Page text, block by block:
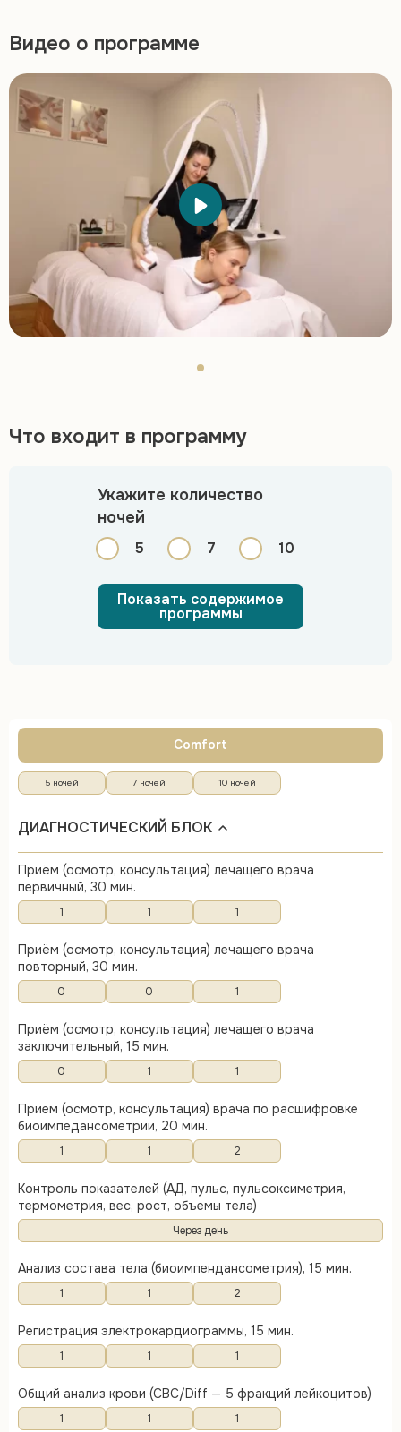
Видео о программе
Что входит в программу
Укажите количество
ночей
5 7 10
Показать содержимое
программы
Comfort
5 ночей 7 ночей 10 ночей
ДИАГНОСТИЧЕСКИЙ БЛОК
Приём (осмотр, консультация) лечащего врача
первичный, 30 мин.
1 1 1
Приём (осмотр, консультация) лечащего врача
повторный, 30 мин.
0 0 1
Приём (осмотр, консультация) лечащего врача
заключительный, 15 мин.
0 1 1
Прием (осмотр, консультация) врача по расшифровке
биоимпедансометрии, 20 мин.
1 1 2
Контроль показателей (АД, пульс, пульсоксиметрия,
термометрия, вес, рост, объемы тела)
Через день
Анализ состава тела (биоимпендансометрия), 15 мин.
1 1 2
Регистрация электрокардиограммы, 15 мин.
1 1 1
Общий анализ крови (CBC/Diff — 5 фракций лейкоцитов)
1 1 1